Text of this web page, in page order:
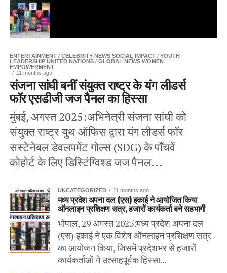
ENTERTAINMENT / CELEBRITY NEWS SOCIAL IMPACT / YOUTH
LEADERSHIP UNITED NATIONS / GLOBAL NEWS WOMEN
EMPOWERMENT
11 months ago
संजना सांघी बनीं संयुक्त राष्ट्र के यंग लीडर्स
फॉर एसडीजी जज पैनल का हिस्सा
मुंबई, अगस्त 2025:अभिनेत्री संजना सांघी को
संयुक्त राष्ट्र युथ ऑफिस द्वारा यंग लीडर्स फॉर
सस्टेनेबल डेवलपमेंट गोल्स (SDG) के पाँचवें
कोहोर्ट के लिए डिस्टिंग्विश्ड जज पैनल...
UNCATEGORIZED 11 months ago
मध्य प्रदेश अपना दल (एस) इकाई ने आयोजित किया
ऑनलाइन प्रशिक्षण सत्र, हजारों कार्यकर्ता बने सहभागी
भोपाल, 29 अगस्त 2025:मध्य प्रदेश अपना दल
(एस) इकाई ने एक विशेष ऑनलाइन प्रशिक्षण सत्र
का आयोजन किया, जिसमें प्रदेशभर से हजारों
कार्यकर्ताओं ने उत्साहपूर्वक हिस्सा...